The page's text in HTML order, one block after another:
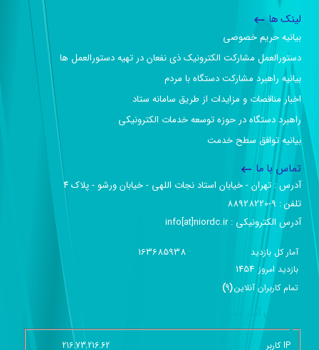
لینک ها
بیانیه حریم خصوصی
دستورالعمل مشارکت الکترونیک ذی نفعان در تهیه دستورالعمل ها
بیانیه راهبرد مشارکت دستگاه با مردم
اخبار مناقصات و مزایدات از طریق سامانه ستاد
راهبرد دستگاه در حوزه توسعه خدمات الکترونیکی
بیانیه توافق سطح خدمت
تماس با ما
آدرس :‌ تهران - خیابان استاد نجات اللهی - خیابان ورشو - پلاک ۴
تلفن :‌ 9-88928220
آدرس الکترونیکی :‌ info[at]niordc.ir
آمار کل بازدید 163685938
بازديد امروز 1454
تمام کاربران آنلاين(
9
)
گزارش آمار سایت - خلاصه
IP کاربر 216.73.216.62